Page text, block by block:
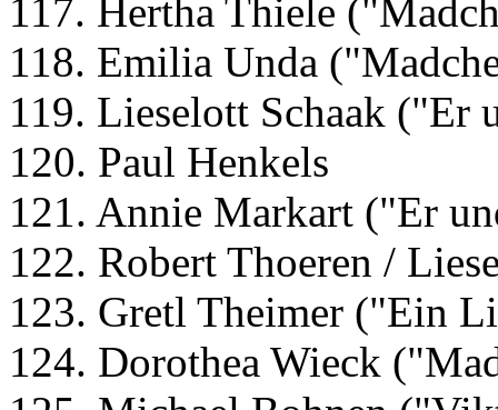
117. Hertha Thiele
118. Emilia Unda
119. Lieselott Schaak ("Er
120. Paul Henkels
121. Annie Markart ("Er
122. Robert Thoeren /
123. Gretl Theimer ("Ein
124. Dorothea Wieck